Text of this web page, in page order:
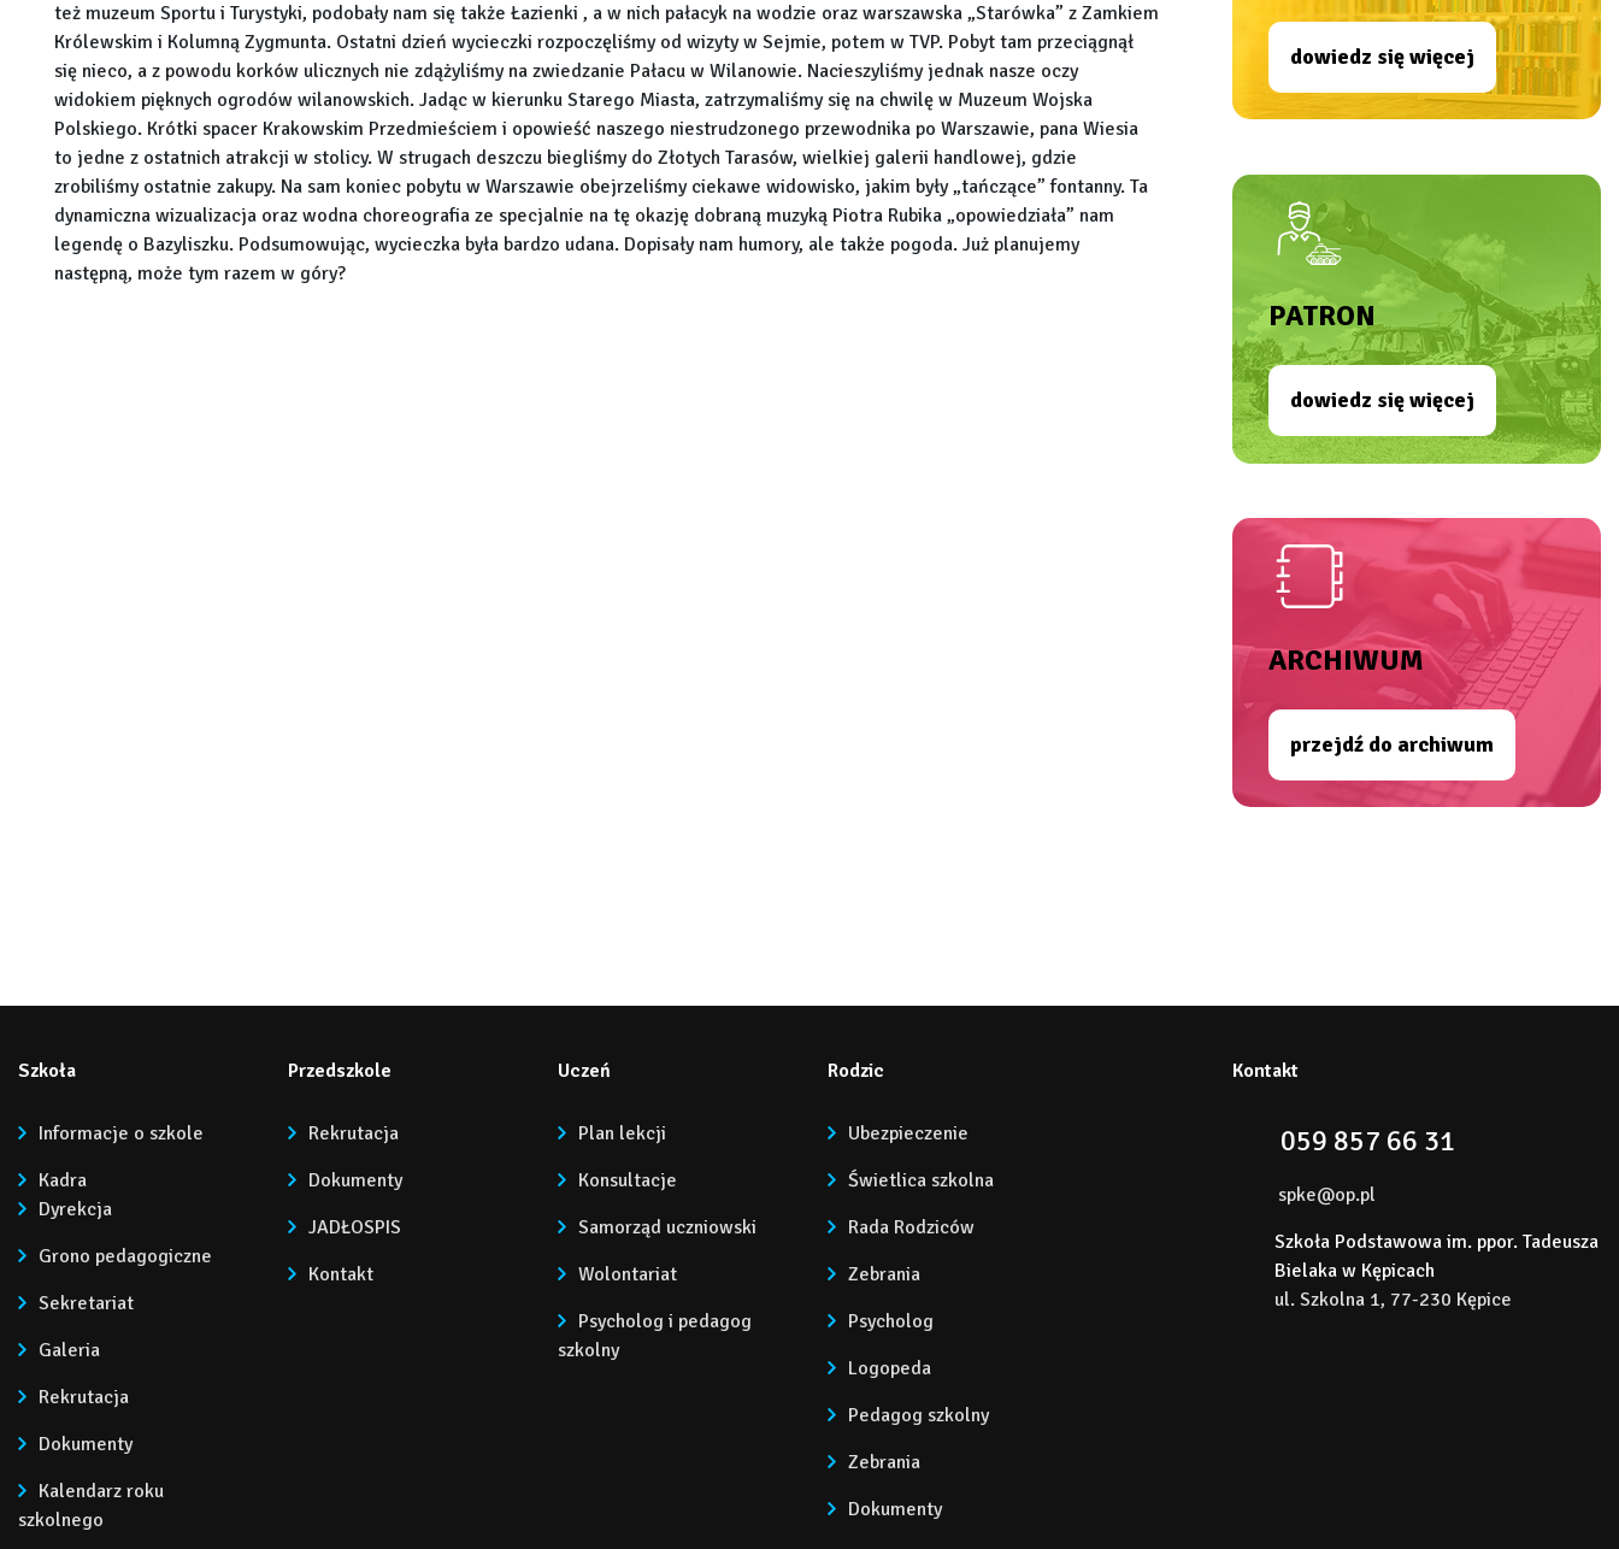
też muzeum Sportu i Turystyki, podobały nam się także Łazienki , a w nich pałacyk na wodzie oraz warszawska „Starówka” z Zamkiem
Królewskim i Kolumną Zygmunta. Ostatni dzień wycieczki rozpoczęliśmy od wizyty w Sejmie, potem w TVP. Pobyt tam przeciągnął
się nieco, a z powodu korków ulicznych nie zdążyliśmy na zwiedzanie Pałacu w Wilanowie. Nacieszyliśmy jednak nasze oczy
widokiem pięknych ogrodów wilanowskich. Jadąc w kierunku Starego Miasta, zatrzymaliśmy się na chwilę w Muzeum Wojska
Polskiego. Krótki spacer Krakowskim Przedmieściem i opowieść naszego niestrudzonego przewodnika po Warszawie, pana Wiesia
to jedne z ostatnich atrakcji w stolicy. W strugach deszczu biegliśmy do Złotych Tarasów, wielkiej galerii handlowej, gdzie
zrobiliśmy ostatnie zakupy. Na sam koniec pobytu w Warszawie obejrzeliśmy ciekawe widowisko, jakim były „tańczące” fontanny. Ta
dynamiczna wizualizacja oraz wodna choreografia ze specjalnie na tę okazję dobraną muzyką Piotra Rubika „opowiedziała” nam
legendę o Bazyliszku. Podsumowując, wycieczka była bardzo udana. Dopisały nam humory, ale także pogoda. Już planujemy
następną, może tym razem w góry?
dowiedz się więcej
PATRON
dowiedz się więcej
ARCHIWUM
przejdź do archiwum
Szkoła
Informacje o szkole
Kadra
Dyrekcja
Grono pedagogiczne
Sekretariat
Galeria
Rekrutacja
Dokumenty
Kalendarz roku
szkolnego
Przedszkole
Rekrutacja
Dokumenty
JADŁOSPIS
Kontakt
Uczeń
Plan lekcji
Konsultacje
Samorząd uczniowski
Wolontariat
Psycholog i pedagog
szkolny
Rodzic
Ubezpieczenie
Świetlica szkolna
Rada Rodziców
Zebrania
Psycholog
Logopeda
Pedagog szkolny
Zebrania
Dokumenty
Kontakt
059 857 66 31
spke@op.pl
Szkoła Podstawowa im. ppor. Tadeusza
Bielaka w Kępicach
ul. Szkolna 1, 77-230 Kępice